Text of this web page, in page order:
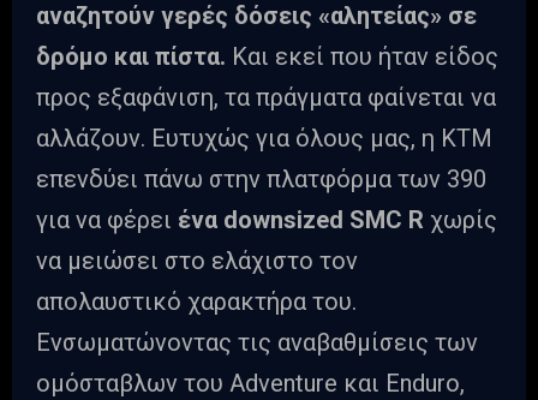
αναζητούν γερές δόσεις «αλητείας» σε
δρόμο και πίστα. Και εκεί που ήταν είδος
προς εξαφάνιση, τα πράγματα φαίνεται να
αλλάζουν. Ευτυχώς για όλους μας, η ΚΤΜ
επενδύει πάνω στην πλατφόρμα των 390
για να φέρει ένα downsized SMC R χωρίς
να μειώσει στο ελάχιστο τον
απολαυστικό χαρακτήρα του.
Ενσωματώνοντας τις αναβαθμίσεις των
ομόσταβλων του Adventure και Enduro,